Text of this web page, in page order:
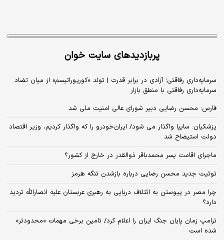
پربازدیدهای سایت خوان
سرمایه‌داری رفاقتی؛ آزادی در برابر قدرت | تولد «کورپوراتیسم» از میان تضاد
سرمایه‌داری رفاقتی با منطق بازار
فارس: محسن رضایی دبیر شورای عالی امنیت ملی شد
پزشکیان: سایپا واگذار می شود/ ایران‌خودرو را که واگذار کردیم، وزیر اقتصاد
دولت استیضاح شد
ماجرای اقامت پسر محمدباقر ذوالقدر در خارج از کشور؟
توئیت جدید محسن رضایی درباره بازشدن تنگه هرمز
چرا مصر در پیوستن به ائتلاف دریایی به رهبری عربستان علیه انصارالله تردید
دارد؟
ترامپ زمان پایان جنگ ایران را اعلام کرد/ تامین برخی مهمات «محدودتر»
شده است